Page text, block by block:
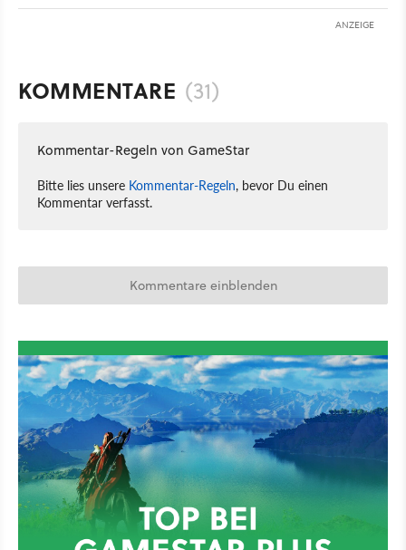
ANZEIGE
KOMMENTARE (31)
Kommentar-Regeln von GameStar
Bitte lies unsere Kommentar-Regeln, bevor Du einen
Kommentar verfasst.
Kommentare einblenden